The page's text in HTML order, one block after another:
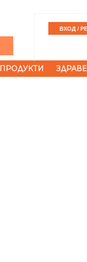
ПРОДУКТИ ЗДРАВЕ